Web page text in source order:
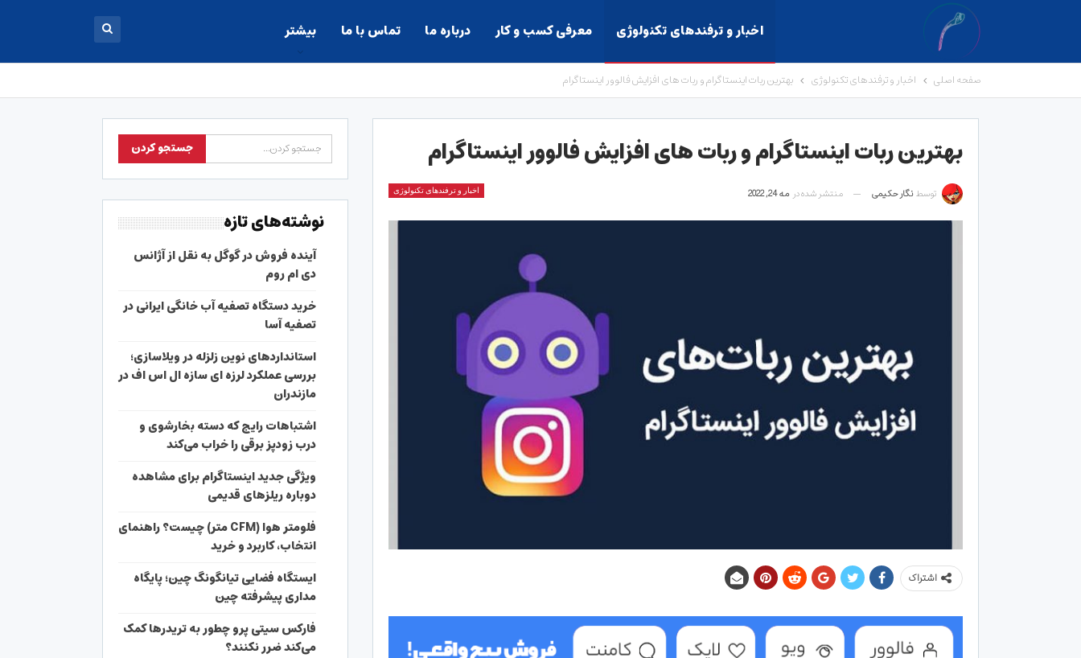
اخبار و ترفندهای تکنولوژی معرفی کسب و کار درباره ما تماس با ما بیشتر
صفحه اصلی اخبار و ترفندهای تکنولوژی بهترین ربات اینستاگرام و ربات های افزایش فالوور اینستاگرام
بهترین ربات اینستاگرام و ربات های افزایش فالوور اینستاگرام
اخبار و ترفندهای تکنولوژی توسط نگار حکیمی منتشر شده در مه 24, 2022
اشتراک
نوشته‌های تازه
آینده فروش در گوگل به نقل از آژانس
دی ام روم
خرید دستگاه تصفیه آب خانگی ایرانی در
تصفیه آسا
استانداردهای نوین زلزله در ویلاسازی؛
بررسی عملکرد لرزه ای سازه ال اس اف در
مازندران
اشتباهات رایج که دسته بخارشوی و
درب زودپز برقی را خراب می‌کند
ویژگی جدید اینستاگرام برای مشاهده
دوباره ریلزهای قدیمی
فلومتر هوا (CFM متر) چیست؟ راهنمای
انتخاب، کاربرد و خرید
ایستگاه فضایی تیانگونگ چین؛ پایگاه
مداری پیشرفته چین
فارکس سیتی پرو چطور به تریدرها کمک
می‌کند ضرر نکنند؟